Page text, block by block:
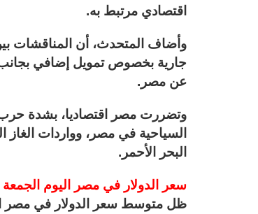
اقتصادي مرتبط به.
وأضاف المتحدث، أن المناقشات بين
جارية بخصوص تمويل إضافي
عن مصر.
وتضررت مصر اقتصاديا، بشدة
السياحية في مصر، وواردات
البحر الأحمر.
سعر الدولار في مصر اليوم الجمعة 26-1-2024.. سعر غير مسبوق بالسوق السوداء